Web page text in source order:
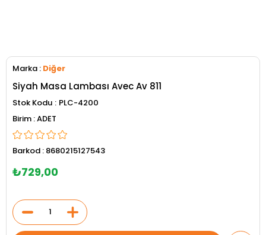
Marka : Diğer
Siyah Masa Lambası Avec Av 811
Stok Kodu
PLC-4200
ADET
Barkod : 8680215127543
₺729,00